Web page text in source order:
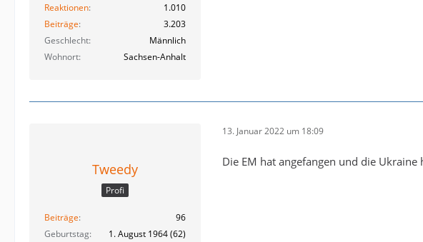
Reaktionen
1.010
Beiträge
3.203
Geschlecht
Männlich
Wohnort
Sachsen-Anhalt
Tweedy
Profi
Beiträge
96
Geburtstag
1. August 1964 (62)
13. Januar 2022 um 18:09
Die EM hat angefangen und die